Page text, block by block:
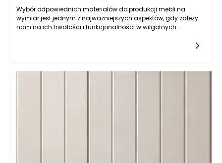
Wybór odpowiednich materiałów do produkcji mebli na
wymiar jest jednym z najważniejszych aspektów, gdy zależy
nam na ich trwałości i funkcjonalności w wilgotnych
sklejka wodoodporna. Istotne jest, aby materiał miał